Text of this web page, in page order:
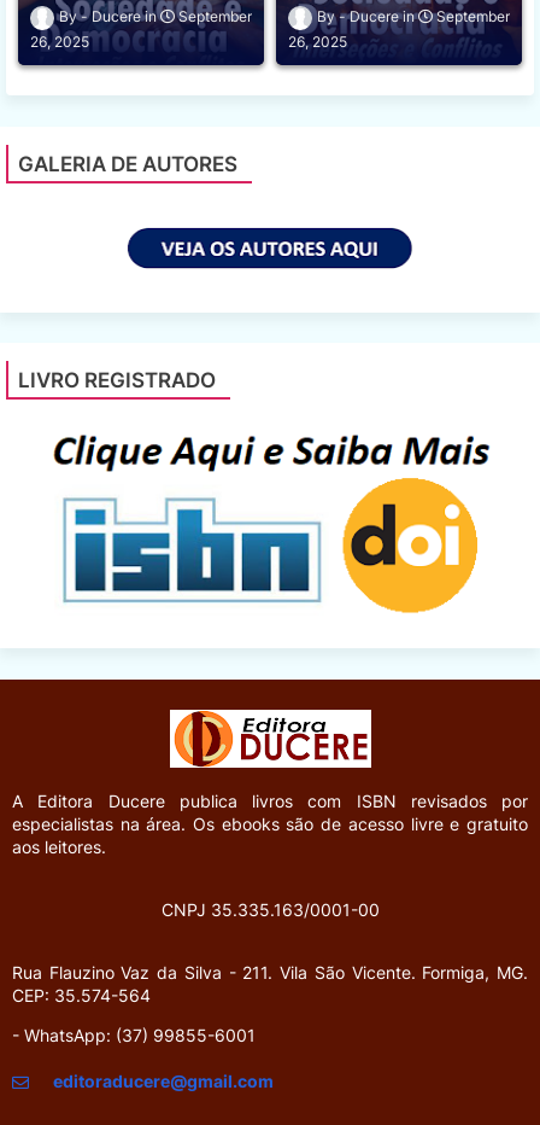
Ducere
September
26, 2025
Ducere
September
26, 2025
GALERIA DE AUTORES
LIVRO REGISTRADO
A Editora Ducere publica livros com ISBN revisados por
especialistas na área. Os ebooks são de acesso livre e gratuito
aos leitores.
CNPJ 35.335.163/0001-00
Rua Flauzino Vaz da Silva - 211.Vila São Vicente. Formiga, MG.
CEP: 35.574-564
- WhatsApp: (37) 99855-6001
editoraducere@gmail.com